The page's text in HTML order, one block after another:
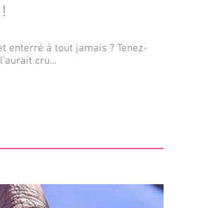
enterré à tout jamais ? Tenez-
cru...